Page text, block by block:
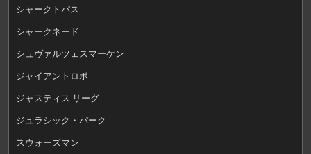
シャークトパス
シャークネード
シュヴァルツェスマーケン
ジャイアントロボ
ジャスティス リーグ
ジュラシック・パーク
スウォーズマン